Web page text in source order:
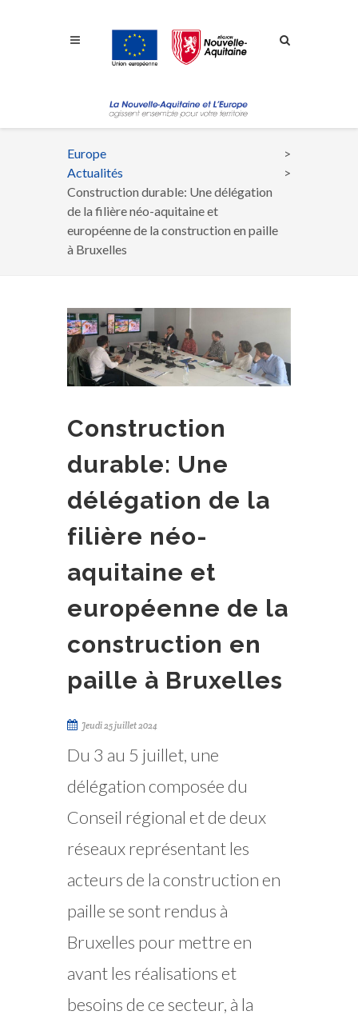
Fil
d'Ariane
Europe
Actualités
Construction durable: Une délégation
de la filière néo-aquitaine et
européenne de la construction en paille
à Bruxelles
Construction
durable: Une
délégation de la
filière néo-
aquitaine et
européenne de la
construction en
paille à Bruxelles
Jeudi 25 juillet 2024
Du 3 au 5 juillet, une
délégation composée du
Conseil régional et de deux
réseaux représentant les
acteurs de la construction en
paille se sont rendus à
Bruxelles pour mettre en
avant les réalisations et
besoins de ce secteur, à la